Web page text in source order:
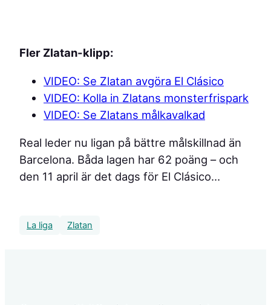
Fler Zlatan-klipp:
VIDEO: Se Zlatan avgöra El Clásico
VIDEO: Kolla in Zlatans monsterfrispark
VIDEO: Se Zlatans målkavalkad
Real leder nu ligan på bättre målskillnad än
Barcelona. Båda lagen har 62 poäng – och
den 11 april är det dags för El Clásico…
La liga Zlatan